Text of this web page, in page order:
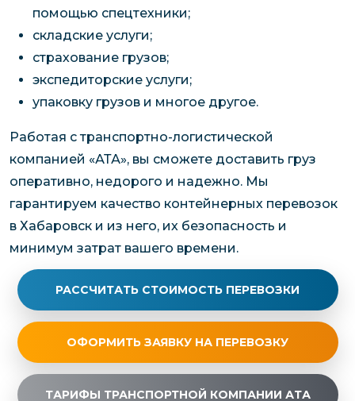
помощью спецтехники;
складские услуги;
страхование грузов;
экспедиторские услуги;
упаковку грузов и многое другое.
Работая с транспортно-логистической
компанией «АТА», вы сможете доставить груз
оперативно, недорого и надежно. Мы
гарантируем качество контейнерных перевозок
в Хабаровск и из него, их безопасность и
минимум затрат вашего времени.
РАССЧИТАТЬ СТОИМОСТЬ ПЕРЕВОЗКИ
ОФОРМИТЬ ЗАЯВКУ НА ПЕРЕВОЗКУ
ТАРИФЫ ТРАНСПОРТНОЙ КОМПАНИИ АТА